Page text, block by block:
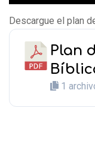
Descargue el plan
Plan
1